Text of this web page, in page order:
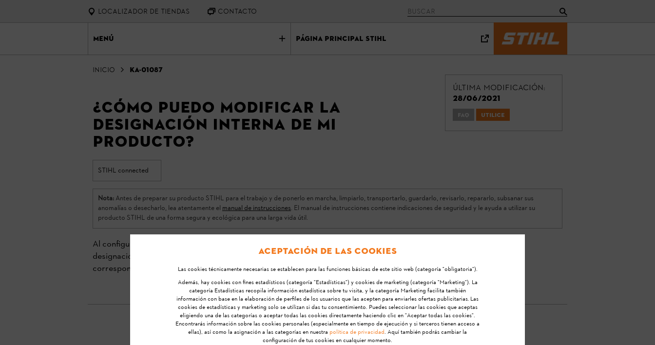
Localizador de tiendas CONTACTO
Menú Página principal STIHL
Inicio KA-01087
¿Cómo puedo modificar la
designación interna de mi
producto?
STIHL connected
Última modificación:
28/06/2021
FAQ Utilice
Nota: Antes de preparar su producto STIHL para el trabajo y de ponerlo en marcha, limpiarlo, transportarlo, guardarlo, revisarlo, repararlo, subsanar sus
anomalías o desecharlo, lea atentamente el manual de instrucciones. El manual de instrucciones contiene indicaciones de seguridad y le ayuda a utilizar su
producto STIHL de una forma segura y ecológica para una larga vida útil.
Al configurar un producto nuevo o en la edición posterior, en el modo de edición se pueden asignar nombres para la
designación interna de productos. Para los productos ya configurados, en el punto "Editar" accederá al ajuste en la
correspondiente vista detallada del producto.
Su opinion es muy importante para nosotros
Aceptación de las cookies
Las cookies técnicamente necesarias se establecen para las funciones básicas de este sitio web (categoría "obligatoria").
Además, hay cookies con fines estadísticos (categoría "Estadísticas") y cookies de marketing (categoría "Marketing"). La
categoría Estadísticas recopila información estadística sobre tu visita, y la categoría Marketing facilita también
información con base en la elaboración de perfiles de los usuarios que las acepten para enviarles ofertas publicitarias. Las
cookies de estadísticas y marketing solo se utilizan si das tu consentimiento. Puedes seleccionar las cookies que aceptas
eligiendo una de las categorías o aceptar todas las cookies directamente haciendo clic en "Aceptar todas las cookies".
Encontrarás información sobre las cookies personales (especialmente en tiempo de ejecución y si terceros tienen acceso a
ellas), así como la asignación a las categorías en nuestra política de privacidad. Aquí también podrás cambiar la
configuración de tus cookies en cualquier momento.